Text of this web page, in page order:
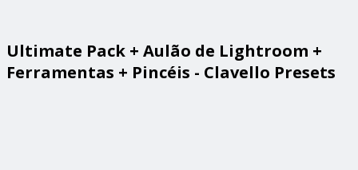
Ultimate Pack + Aulão de Lightroom +
Ferramentas + Pincéis - Clavello Presets